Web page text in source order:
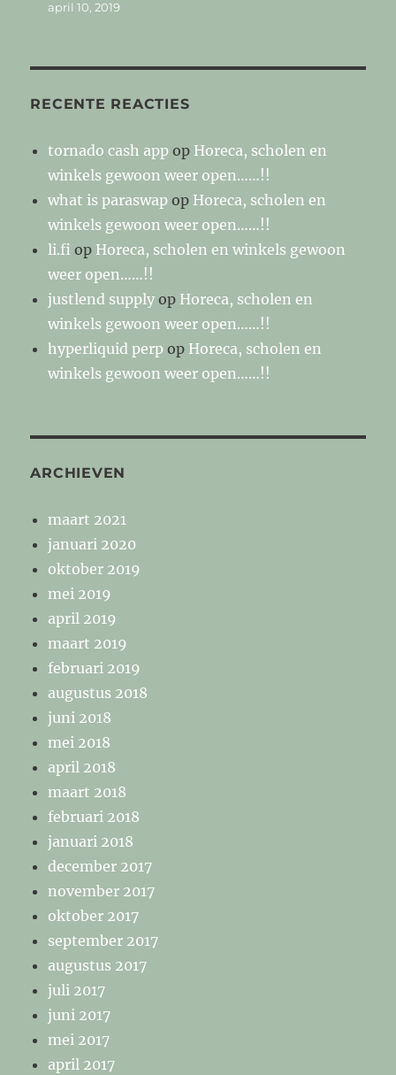
april 10, 2019
RECENTE REACTIES
tornado cash app op Horeca, scholen en
winkels gewoon weer open……!!
what is paraswap op Horeca, scholen en
winkels gewoon weer open……!!
li.fi op Horeca, scholen en winkels gewoon
weer open……!!
justlend supply op Horeca, scholen en
winkels gewoon weer open……!!
hyperliquid perp op Horeca, scholen en
winkels gewoon weer open……!!
ARCHIEVEN
maart 2021
januari 2020
oktober 2019
mei 2019
april 2019
maart 2019
februari 2019
augustus 2018
juni 2018
mei 2018
april 2018
maart 2018
februari 2018
januari 2018
december 2017
november 2017
oktober 2017
september 2017
augustus 2017
juli 2017
juni 2017
mei 2017
april 2017